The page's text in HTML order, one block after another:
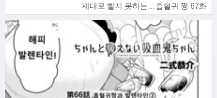
제대로 빨지 못하는…흡혈귀 짱 67화